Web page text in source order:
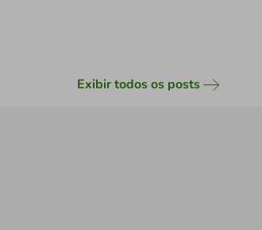
Exibir todos os posts